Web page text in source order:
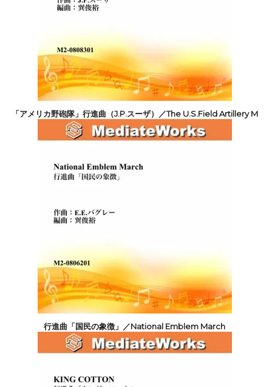
「アメリカ野砲隊」行進曲（J.P.スーザ）／The U.S.Field Artillery M
arch
行進曲「国民の象徴」／National Emblem March
4,400円(税込)